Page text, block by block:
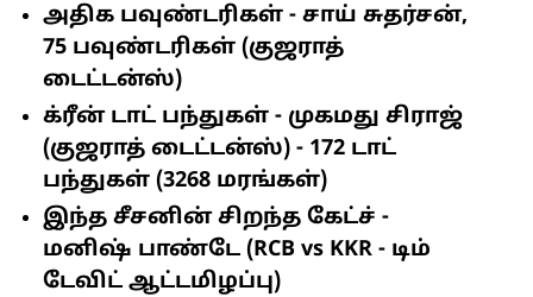
அதிக பவுண்டரிகள் - சாய் சுதர்சன்,
75 பவுண்டரிகள் (குஜராத்
டைட்டன்ஸ்)
க்ரீன் டாட் பந்துகள் - முகமது சிராஜ்
(குஜராத் டைட்டன்ஸ்) - 172 டாட்
பந்துகள் (3268 மரங்கள்)
இந்த சீசனின் சிறந்த கேட்ச் -
மனிஷ் பாண்டே (RCB vs KKR - டிம்
டேவிட் ஆட்டமிழப்பு)